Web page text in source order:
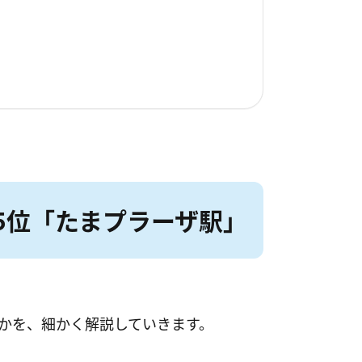
「たまプラーザ駅」
、細かく解説していきます。